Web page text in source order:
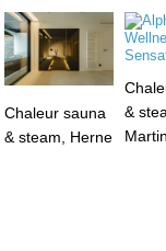
Chaleur sauna
& steam, Herne
&
Martin